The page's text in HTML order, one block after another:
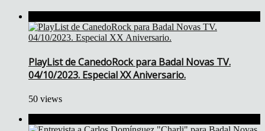
PlayList de CanedoRock para Badal Novas TV.
04/10/2023. Especial XX Aniversario.
50 views